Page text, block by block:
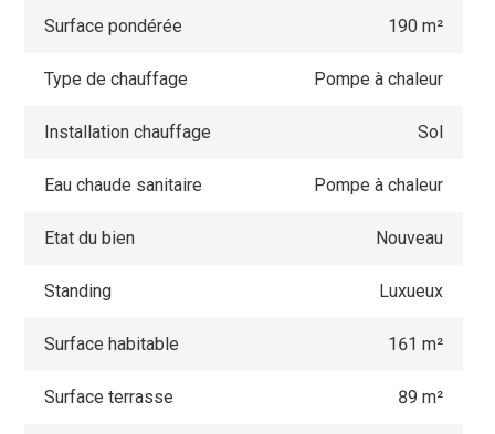
Surface pondérée 190 m²
Type de chauffage Pompe à chaleur
Installation chauffage Sol
Eau chaude sanitaire Pompe à chaleur
Etat du bien Nouveau
Standing Luxueux
Surface habitable 161 m²
Surface terrasse 89 m²